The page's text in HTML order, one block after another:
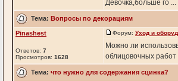
Девочка,больше го ...
Тема: Вопросы по декорациям
Pinashest
Ответов: 7
Просмотров: 1628
Форум: Уход и
Можно ли
облицовочных работ
Тема: что нужно для содержания сцинка?